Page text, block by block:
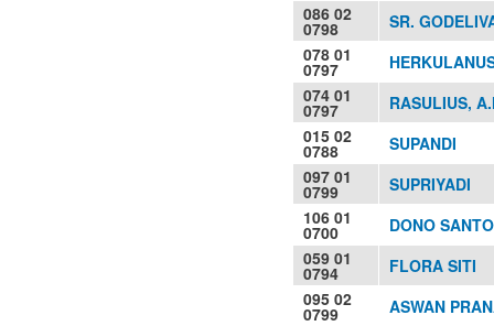
086 02
0798
SR.
078 01
0797
074 01
0797
RASULIUS,
015 02
0788
SUPANDI
097 01
0799
SUPRIYADI
106 01
0700
DONO
059 01
0794
FLORA SITI
095 02
0799
ASWAN